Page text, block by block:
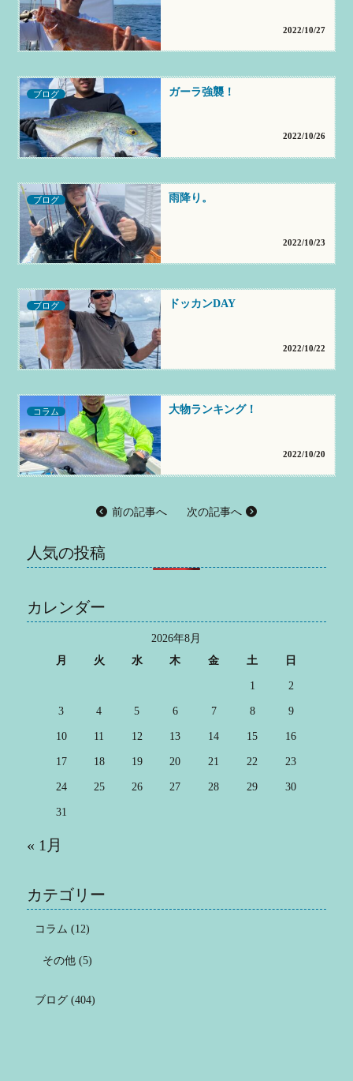
2022/10/27
ブログ ガーラ強襲！
2022/10/26
ブログ 雨降り。
2022/10/23
ブログ ドッカンDAY
2022/10/22
コラム 大物ランキング！
2022/10/20
前の記事へ 次の記事へ
人気の投稿
カレンダー
2026年8月
月
火 水 木 金 土 日
1 2
3 4 5 6 7 8 9
10 11 12 13 14 15 16
17 18 19 20 21 22 23
24 25 26 27 28 29 30
31
« 1月
カテゴリー
コラム (12)
その他(5)
ブログ(404)